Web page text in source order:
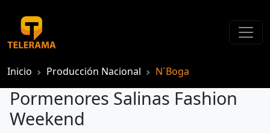
Inicio Producción Nacional N´Boga
Pormenores Salinas Fashion
Weekend